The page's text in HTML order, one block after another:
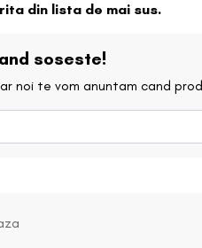
Rose Inc.
din lista de mai sus.
soseste!
noi te vom anuntam cand